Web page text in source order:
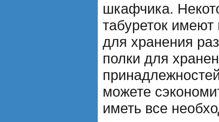
шкафчика.
табуреток
для хранения
полки для
можете
иметь все